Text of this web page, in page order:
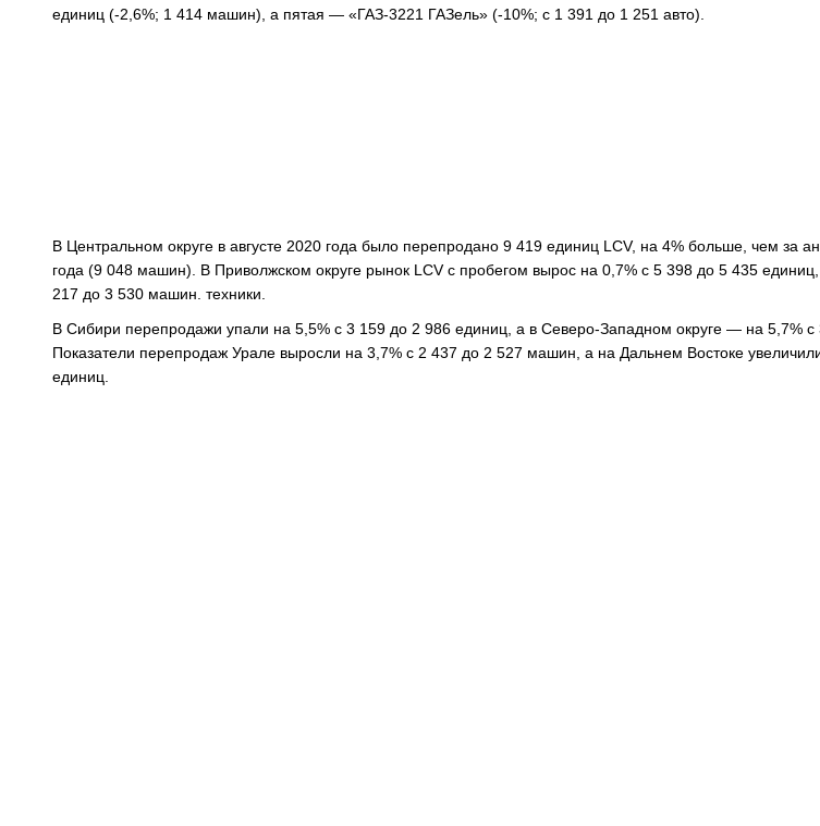
единиц (-2,6%; 1 414 машин), а пятая — «ГАЗ-3221 ГАЗель» (-10%; с 1 391 до 1 251 авто).
В Центральном округе в августе 2020 года было перепродано 9 419 единиц LCV, на 4% больше, чем за
года (9 048 машин). В Приволжском округе рынок LCV с пробегом вырос на 0,7% с 5 398 до 5 435
217 до 3 530 машин. техники.
В Сибири перепродажи упали на 5,5% с 3 159 до 2 986 единиц, а в Северо-Западном округе — на 5,7% с
Показатели перепродаж Урале выросли на 3,7% с 2 437 до 2 527 машин, а на Дальнем Востоке
единиц.